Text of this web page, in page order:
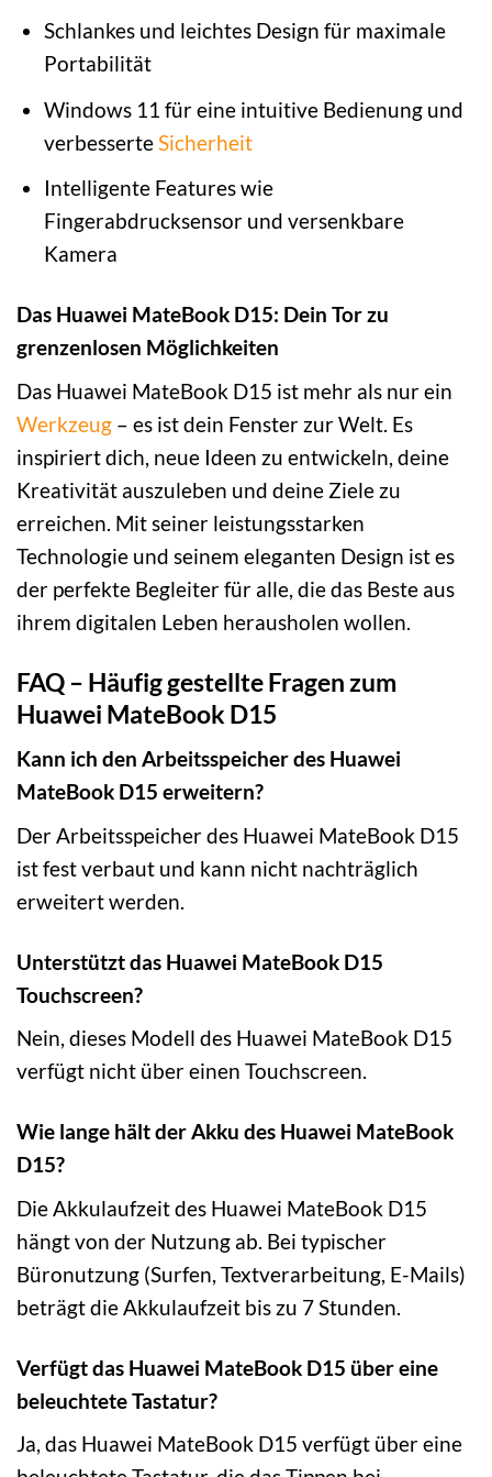
Schlankes und leichtes Design für maximale
Portabilität
Windows 11 für eine intuitive Bedienung und
verbesserteSicherheit
Intelligente Features wie
Fingerabdrucksensor und versenkbare
Kamera
Das Huawei MateBook D15: Dein Tor zu
grenzenlosen Möglichkeiten
Das Huawei MateBook D15 ist mehr als nur ein
Werkzeug – es ist dein Fenster zur Welt. Es
inspiriert dich, neue Ideen zu entwickeln, deine
Kreativität auszuleben und deine Ziele zu
erreichen. Mit seiner leistungsstarken
Technologie und seinem eleganten Design ist es
der perfekte Begleiter für alle, die das Beste aus
ihrem digitalen Leben herausholen wollen.
FAQ – Häufig gestellte Fragen zum
Huawei MateBook D15
Kann ich den Arbeitsspeicher des Huawei
MateBook D15 erweitern?
Der Arbeitsspeicher des Huawei MateBook D15
ist fest verbaut und kann nicht nachträglich
erweitert werden.
Unterstützt das Huawei MateBook D15
Touchscreen?
Nein, dieses Modell des Huawei MateBook D15
verfügt nicht über einen Touchscreen.
Wie lange hält der Akku des Huawei MateBook
D15?
Die Akkulaufzeit des Huawei MateBook D15
hängt von der Nutzung ab. Bei typischer
Büronutzung (Surfen, Textverarbeitung, E-Mails)
beträgt die Akkulaufzeit bis zu 7 Stunden.
Verfügt das Huawei MateBook D15 über eine
beleuchtete Tastatur?
Ja, das Huawei MateBook D15 verfügt über eine